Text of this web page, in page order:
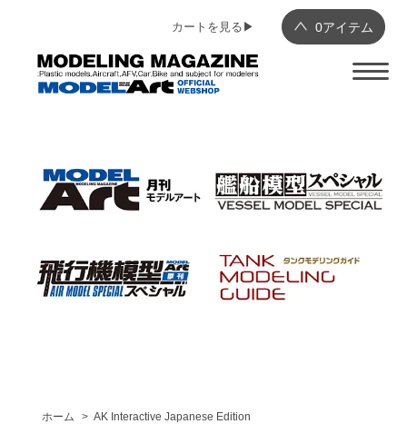
0アイテム
カートを見る▶︎
ホーム > AK Interactive Japanese Edition